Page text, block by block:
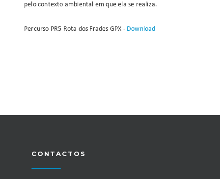
pelo contexto ambiental em que ela se realiza.
Percurso PR5 Rota dos Frades GPX - Download
CONTACTOS